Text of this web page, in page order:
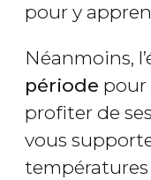
pour y
Néanmoins,
période pour
profiter de ses
vous